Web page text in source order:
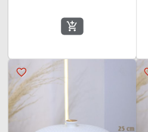
add_shopping_cart
favorite_border